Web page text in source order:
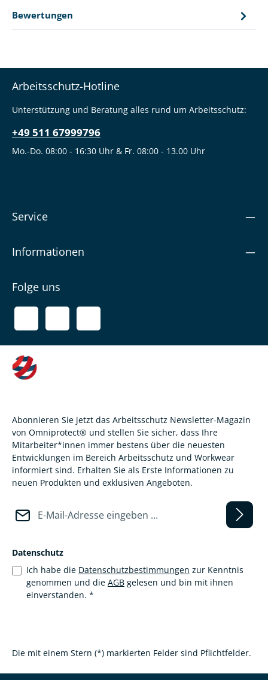
Bewertungen
Arbeitsschutz-Hotline
Unterstützung und Beratung alles rund um Arbeitsschutz:
+49 511 67999796
Mo.-Do. 08:00 - 16:30 Uhr & Fr. 08:00 - 13.00 Uhr
Service
Informationen
Folge uns
Abonnieren Sie jetzt das Arbeitsschutz Newsletter-Magazin
von Omniprotect® und stellen Sie sicher, dass Ihre
Mitarbeiter*innen immer bestens über die neuesten
Entwicklungen im Bereich Arbeitsschutz und Workwear
informiert sind. Erhalten Sie als Erste Informationen zu
neuen Produkten und exklusiven Angeboten.
Datenschutz
Ich habe die Datenschutzbestimmungen zur Kenntnis
genommen und die AGB gelesen und bin mit ihnen
einverstanden. *
Die mit einem Stern (*) markierten Felder sind Pflichtfelder.